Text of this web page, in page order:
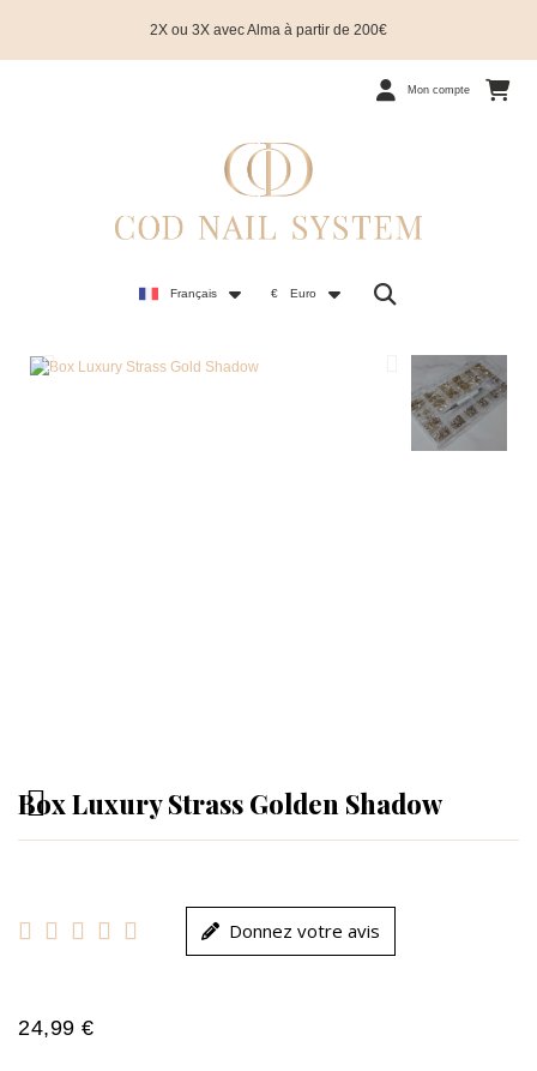
2X ou 3X avec Alma à partir de 200€
Mon compte
Français € Euro
Box Luxury Strass Golden Shadow
     Donnez votre avis
24,99 €